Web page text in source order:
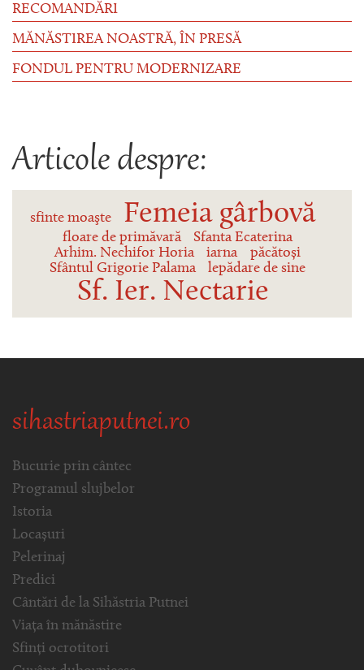
RECOMANDĂRI
MĂNĂSTIREA NOASTRĂ, ÎN PRESĂ
FONDUL PENTRU MODERNIZARE
Articole despre:
sfinte moaşte Femeia gârbovă
floare de primăvară
Sfanta Ecaterina
Arhim. Nechifor Horia
iarna
păcătoși
Sfântul Grigorie Palama
lepădare de sine
Sf. Ier. Nectarie
sihastriaputnei.ro
Bucurie prin cântec
Programul slujbelor
Istoria
Locașuri
Pelerinaj
Predici
Cântări de la Sihăstria Putnei
Viața în mănăstire
Sfinți ocrotitori